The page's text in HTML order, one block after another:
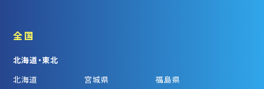
全国
北海道・東北
北海道
宮城県 福島県